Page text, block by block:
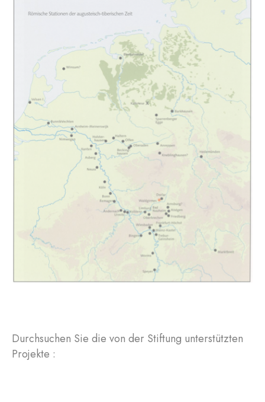
Durchsuchen Sie die von der Stiftung unterstützten
Projekte :